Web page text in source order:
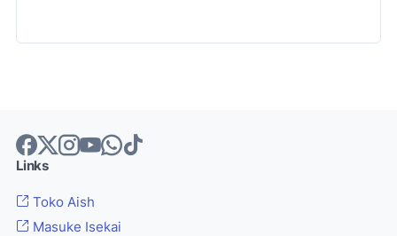
Links
Toko Aish
Masuke Isekai